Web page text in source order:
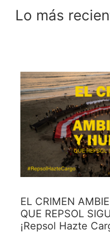
Lo más
EL CRIMEN
QUE REPSOL
¡Repsol Hazte